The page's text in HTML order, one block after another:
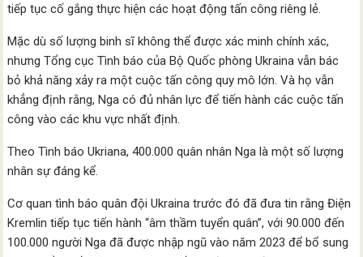
tiếp tục cố gắng thực hiện các hoạt động tấn công riêng lẻ.
Mặc dù số lượng binh sĩ không thể được xác minh chính xác,
nhưng Tổng cục Tình báo của Bộ Quốc phòng Ukraina vẫn bác
bỏ khả năng xảy ra một cuộc tấn công quy mô lớn. Và họ vẫn
khẳng định rằng, Nga có đủ nhân lực để tiến hành các cuộc tấn
công vào các khu vực nhất định.
Theo Tình báo Ukriana, 400.000 quân nhân Nga là một số lượng
nhân sự đáng kể.
Cơ quan tình báo quân đội Ukraina trước đó đã đưa tin rằng Điện
Kremlin tiếp tục tiến hành “âm thầm tuyển quân”, với 90.000 đến
100.000 người Nga đã được nhập ngũ vào năm 2023 để bổ sung